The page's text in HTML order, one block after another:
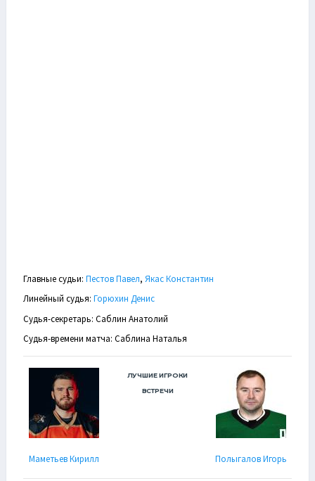
Главные судьи: Пестов Павел, Якас Константин
Линейный судья: Горюхин Денис
Судья-секретарь: Саблин Анатолий
Судья-времени матча: Саблина Наталья
Маметьев Кирилл
ЛУЧШИЕ ИГРОКИ
ВСТРЕЧИ
Полыгалов Игорь